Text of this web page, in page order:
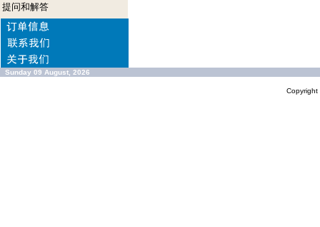
提问和解答
Sunday 09 August, 2026